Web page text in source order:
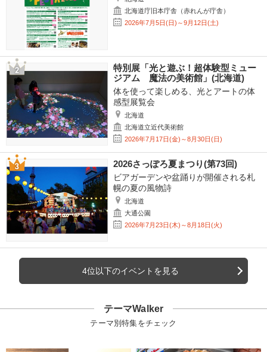
北海道庁旧本庁舎（赤れんが庁舎）
2026年7月5日(日)～9月12日(土)
特別展「光と遊ぶ！超体験型ミュー
ジアム 魔法の美術館」(北海道)
体を使って楽しめる、光とアートの体
感型展覧会
北海道
北海道立近代美術館
2026年7月17日(金)～8月30日(日)
2026さっぽろ夏まつり(第73回)
ビアガーデンや盆踊りが開催される札
幌の夏の風物詩
北海道
大通公園
2026年7月23日(木)～8月18日(火)
4位以下のイベントを見る
テーマWalker
テーマ別特集をチェック